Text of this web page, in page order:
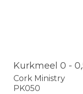
Kurkmeel 0 -
Cork Ministry
PK050